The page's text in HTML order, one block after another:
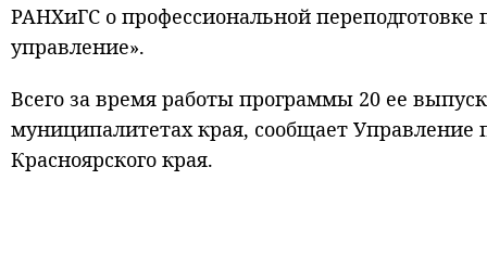
РАНХиГС о профессиональной
управление».
Всего за время работы программы 20 ее
муниципалитетах края, сообщает Управление
Красноярского края.